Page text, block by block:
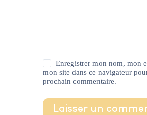
Enregistrer mon nom, mon
mon site dans ce navigateur
prochain commentaire.
Laisser un